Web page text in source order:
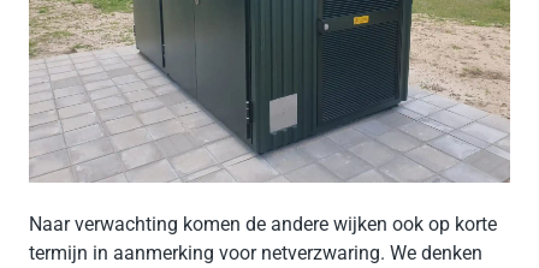
Naar verwachting komen de andere wijken ook op korte
termijn in aanmerking voor netverzwaring. We denken